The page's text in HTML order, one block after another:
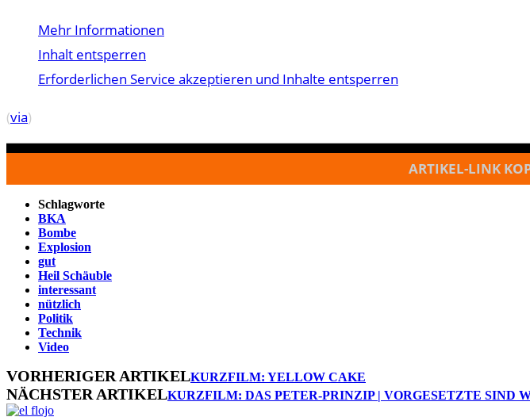
Mehr Informationen
Inhalt entsperren
Erforderlichen Service akzeptieren und Inhalte entsperren
(via)
ARTIKEL-LINK
Schlagworte
BKA
Bombe
Explosion
gut
Heil Schäuble
interessant
nützlich
Politik
Technik
Video
VORHERIGER ARTIKELKURZFILM: YELLOW CAKE
NÄCHSTER ARTIKELKURZFILM: DAS PETER-PRINZIP | VORGESETZTE SIND